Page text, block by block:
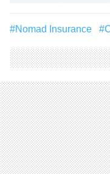
#Nomad Insurance